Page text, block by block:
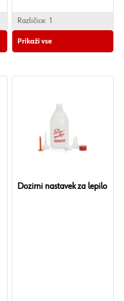
Različice: 1
Prikaži vse
Dozirni nastavek za lepilo